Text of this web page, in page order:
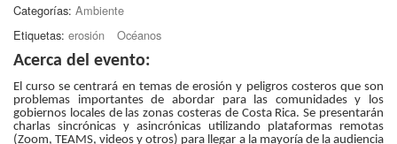
Categorías: Ambiente
Etiquetas: erosión Océanos
Acerca del evento:
El curso se centrará en temas de erosión y peligros costeros que son
problemas importantes de abordar para las comunidades y los
gobiernos locales de las zonas costeras de Costa Rica. Se presentarán
charlas sincrónicas y asincrónicas utilizando plataformas remotas
(Zoom, TEAMS, videos y otros) para llegar a la mayoría de la audiencia